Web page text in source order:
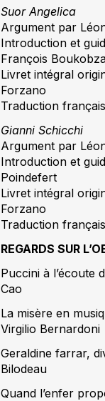
Suor Angelica
Argument par
Introduction et
François
Livret intégral
Forzano
Traduction
Gianni Schicchi
Argument par
Introduction et
Poindefert
Livret intégral
Forzano
Traduction
REGARDS SUR
Puccini à l’écoute
Cao
La misère en
Virgilio Bernardoni
Geraldine farrar,
Bilodeau
Quand l’enfer